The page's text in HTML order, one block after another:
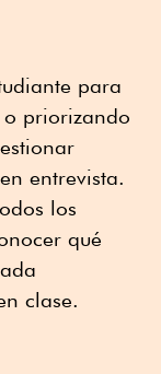
para
o priorizando
entrevista.
los
qué
clase.